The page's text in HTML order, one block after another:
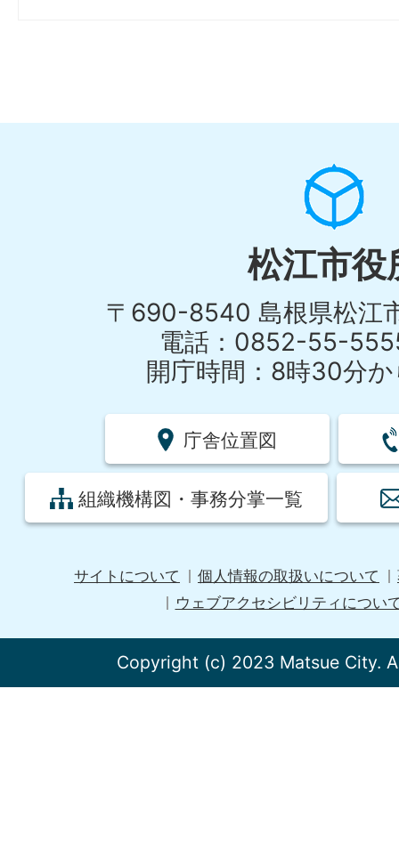
松江市役
〒690-8540 島根県松江
電話：0852-55-
開庁時間：8時30分
庁舎位置図
組織機構図・事務分掌一覧
サイトについて 個人情報の取扱いについて
ウェブアクセシビリティについ
Copyright (c) 2023 Matsue City.